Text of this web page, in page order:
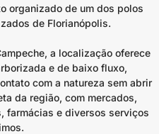
organizado de um dos polos
de Florianópolis.
a localização oferece
e de baixo fluxo,
com a natureza sem abrir
da região, com mercados,
farmácias e diversos serviços